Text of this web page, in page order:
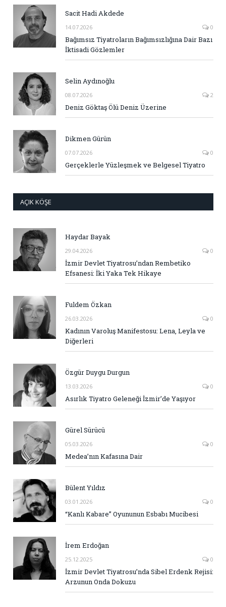
Sacit Hadi Akdede
14.07.2026 0
Bağımsız Tiyatroların Bağımsızlığına Dair Bazı
İktisadi Gözlemler
Selin Aydınoğlu
08.07.2026 2
Deniz Göktaş Ölü Deniz Üzerine
Dikmen Gürün
07.07.2026 0
Gerçeklerle Yüzleşmek ve Belgesel Tiyatro
AÇIK KÖŞE
Haydar Bayak
29.04.2026 0
İzmir Devlet Tiyatrosu’ndan Rembetiko
Efsanesi: İki Yaka Tek Hikaye
Fuldem Özkan
26.03.2026 0
Kadının Varoluş Manifestosu: Lena, Leyla ve
Diğerleri
Özgür Duygu Durgun
13.03.2026 0
Asırlık Tiyatro Geleneği İzmir’de Yaşıyor
Gürel Sürücü
05.03.2026 0
Medea’nın Kafasına Dair
Bülent Yıldız
03.01.2026 0
“Kanlı Kabare” Oyununun Esbabı Mucibesi
İrem Erdoğan
25.12.2025 0
İzmir Devlet Tiyatrosu’nda Sibel Erdenk Rejisi:
Arzunun Onda Dokuzu